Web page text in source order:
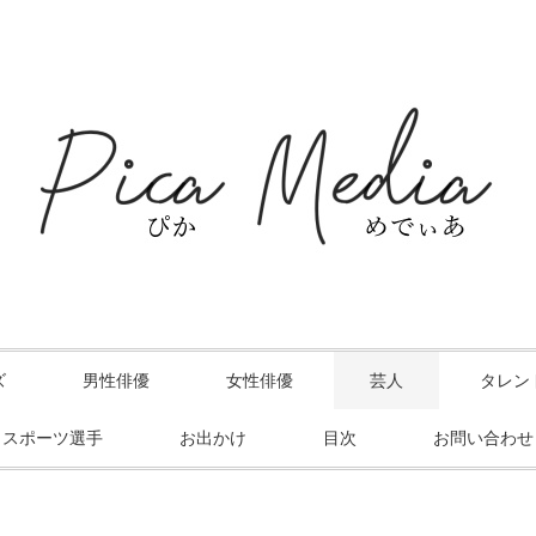
男性俳優 女性俳優 芸人 タレン
スポーツ選手 お出かけ 目次 お問い合わせ